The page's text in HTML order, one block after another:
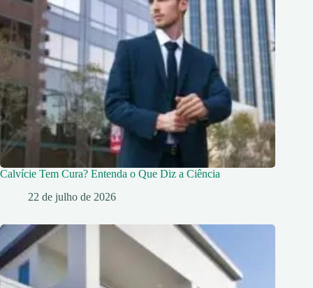
Calvície Tem Cura? Entenda o Que Diz a Ciência
22 de julho de 2026